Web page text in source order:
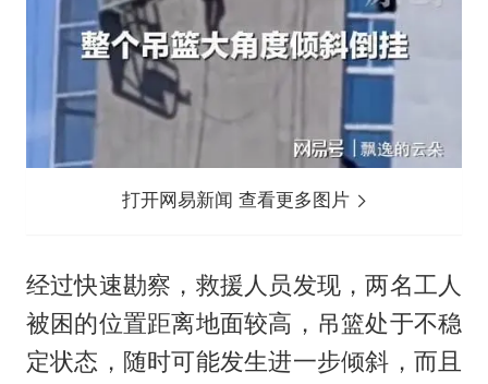
打开网易新闻 查看更多图片
经过快速勘察，救援人员发现，两名工人
被困的位置距离地面较高，吊篮处于不稳
定状态，随时可能发生进一步倾斜，而且